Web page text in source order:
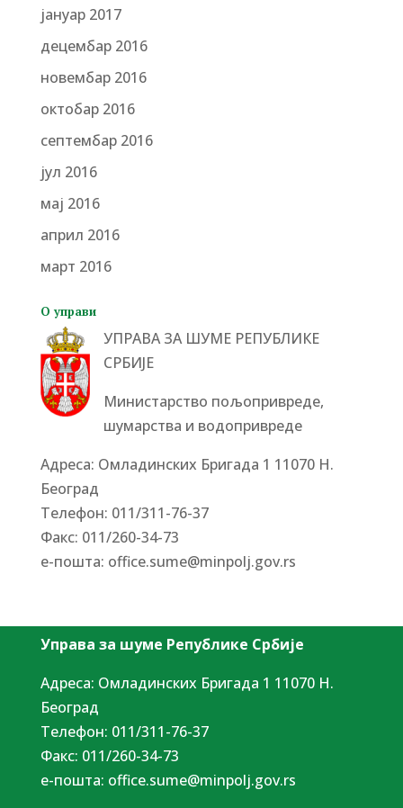
јануар 2017
децембар 2016
новембар 2016
октобар 2016
септембар 2016
јул 2016
мај 2016
април 2016
март 2016
О управи
УПРАВА ЗА ШУМЕ РЕПУБЛИКЕ
СРБИЈЕ
Министарство пољопривреде,
шумарства и водопривреде
Адреса: Омладинских Бригада 1 11070 Н.
Београд
Tелефон: 011/311-76-37
Факс: 011/260-34-73
е-пошта: office.sume@minpolj.gov.rs
Управа за шуме Републике Србије
Адреса: Омладинских Бригада 1 11070 Н.
Београд
Tелефон: 011/311-76-37
Факс: 011/260-34-73
е-пошта: office.sume@minpolj.gov.rs